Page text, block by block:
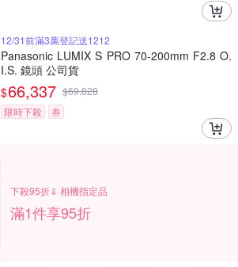
12/31前滿3萬登記送1212
Panasonic LUMIX S PRO 70-200mm F2.8 O.
I.S. 鏡頭 公司貨
$66,337 $69,828
限時下殺
券
下殺95折⇓ 相機指定品
滿1件享95折